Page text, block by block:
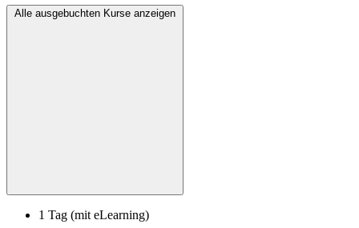
Alle ausgebuchten Kurse anzeigen
1 Tag (mit eLearning)